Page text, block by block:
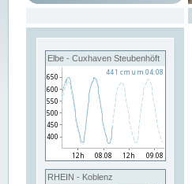
Elbe - Cuxhaven Steubenhöft
RHEIN - Koblenz